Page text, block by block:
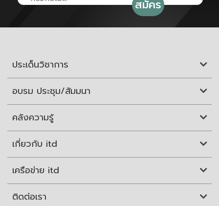
ประเด็นวิชาการ
อบรม ประชุม/สัมมนา
คลังความรู้
เกี่ยวกับ itd
เครือข่าย itd
ติดต่อเรา